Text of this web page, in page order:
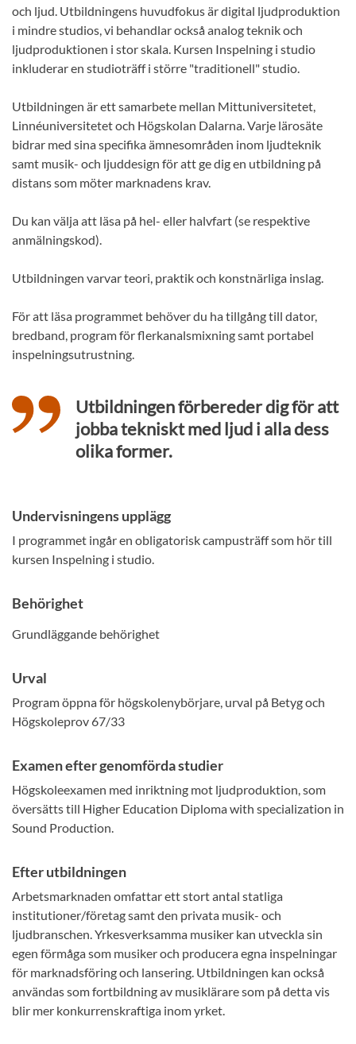
och ljud. Utbildningens huvudfokus är digital ljudproduktion
i mindre studios, vi behandlar också analog teknik och
ljudproduktionen i stor skala. Kursen Inspelning i studio
inkluderar en studioträff i större "traditionell" studio.
Utbildningen är ett samarbete mellan Mittuniversitetet,
Linnéuniversitetet och Högskolan Dalarna. Varje lärosäte
bidrar med sina specifika ämnesområden inom ljudteknik
samt musik- och ljuddesign för att ge dig en utbildning på
distans som möter marknadens krav.
Du kan välja att läsa på hel- eller halvfart (se respektive
anmälningskod).
Utbildningen varvar teori, praktik och konstnärliga inslag.
För att läsa programmet behöver du ha tillgång till dator,
bredband, program för flerkanalsmixning samt portabel
inspelningsutrustning.
Utbildningen förbereder dig för att
jobba tekniskt med ljud i alla dess
olika former.
Undervisningens upplägg
I programmet ingår en obligatorisk campusträff som hör till
kursen Inspelning i studio.
Behörighet
Grundläggande behörighet
Urval
Program öppna för högskolenybörjare, urval på Betyg och
Högskoleprov 67/33
Examen efter genomförda studier
Högskoleexamen med inriktning mot ljudproduktion, som
översätts till Higher Education Diploma with specialization in
Sound Production.
Efter utbildningen
Arbetsmarknaden omfattar ett stort antal statliga
institutioner/företag samt den privata musik- och
ljudbranschen. Yrkesverksamma musiker kan utveckla sin
egen förmåga som musiker och producera egna inspelningar
för marknadsföring och lansering. Utbildningen kan också
användas som fortbildning av musiklärare som på detta vis
blir mer konkurrenskraftiga inom yrket.